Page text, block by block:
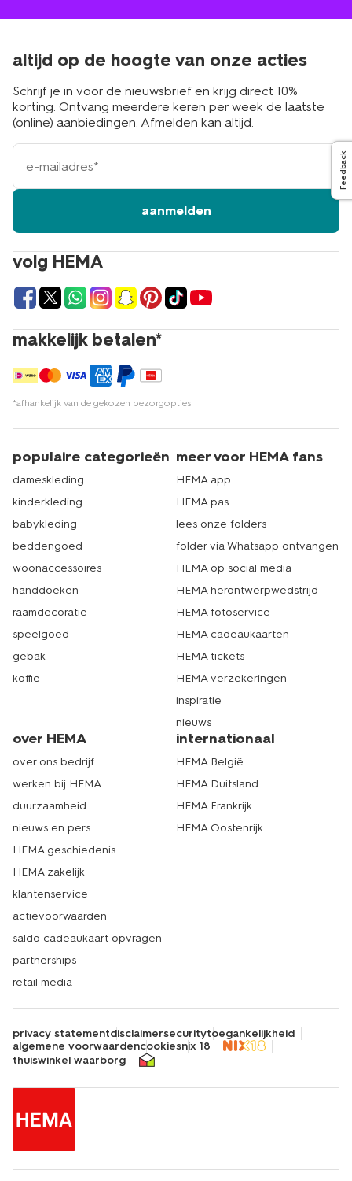
volg HEMA
makkelijk betalen*
*afhankelijk van de gekozen bezorgopties
altijd op de hoogte van onze acties
Schrijf je in voor de nieuwsbrief en krijg direct 10%
korting. Ontvang meerdere keren per week de laatste
(online) aanbiedingen. Afmelden kan altijd.
e-
mailadres
aanmelden
populaire categorieën
dameskleding
kinderkleding
babykleding
beddengoed
woonaccessoires
handdoeken
raamdecoratie
speelgoed
gebak
koffie
meer voor HEMA fans
HEMA app
HEMA pas
lees onze folders
folder via Whatsapp ontvangen
HEMA op social media
HEMA herontwerpwedstrijd
HEMA fotoservice
HEMA cadeaukaarten
HEMA tickets
HEMA verzekeringen
inspiratie
nieuws
over HEMA
over ons bedrijf
werken bij HEMA
duurzaamheid
nieuws en pers
HEMA geschiedenis
HEMA zakelijk
klantenservice
actievoorwaarden
saldo cadeaukaart opvragen
partnerships
retail media
internationaal
HEMA België
HEMA Duitsland
HEMA Frankrijk
HEMA Oostenrijk
privacy statementdisclaimersecuritytoegankelijkheid
algemene voorwaardencookiesnix 18
thuiswinkel waarborg
Feedback